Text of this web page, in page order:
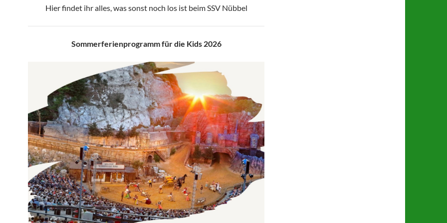
Hier findet ihr alles, was sonst noch los ist beim SSV Nübbel
Sommerferienprogramm für die Kids 2026